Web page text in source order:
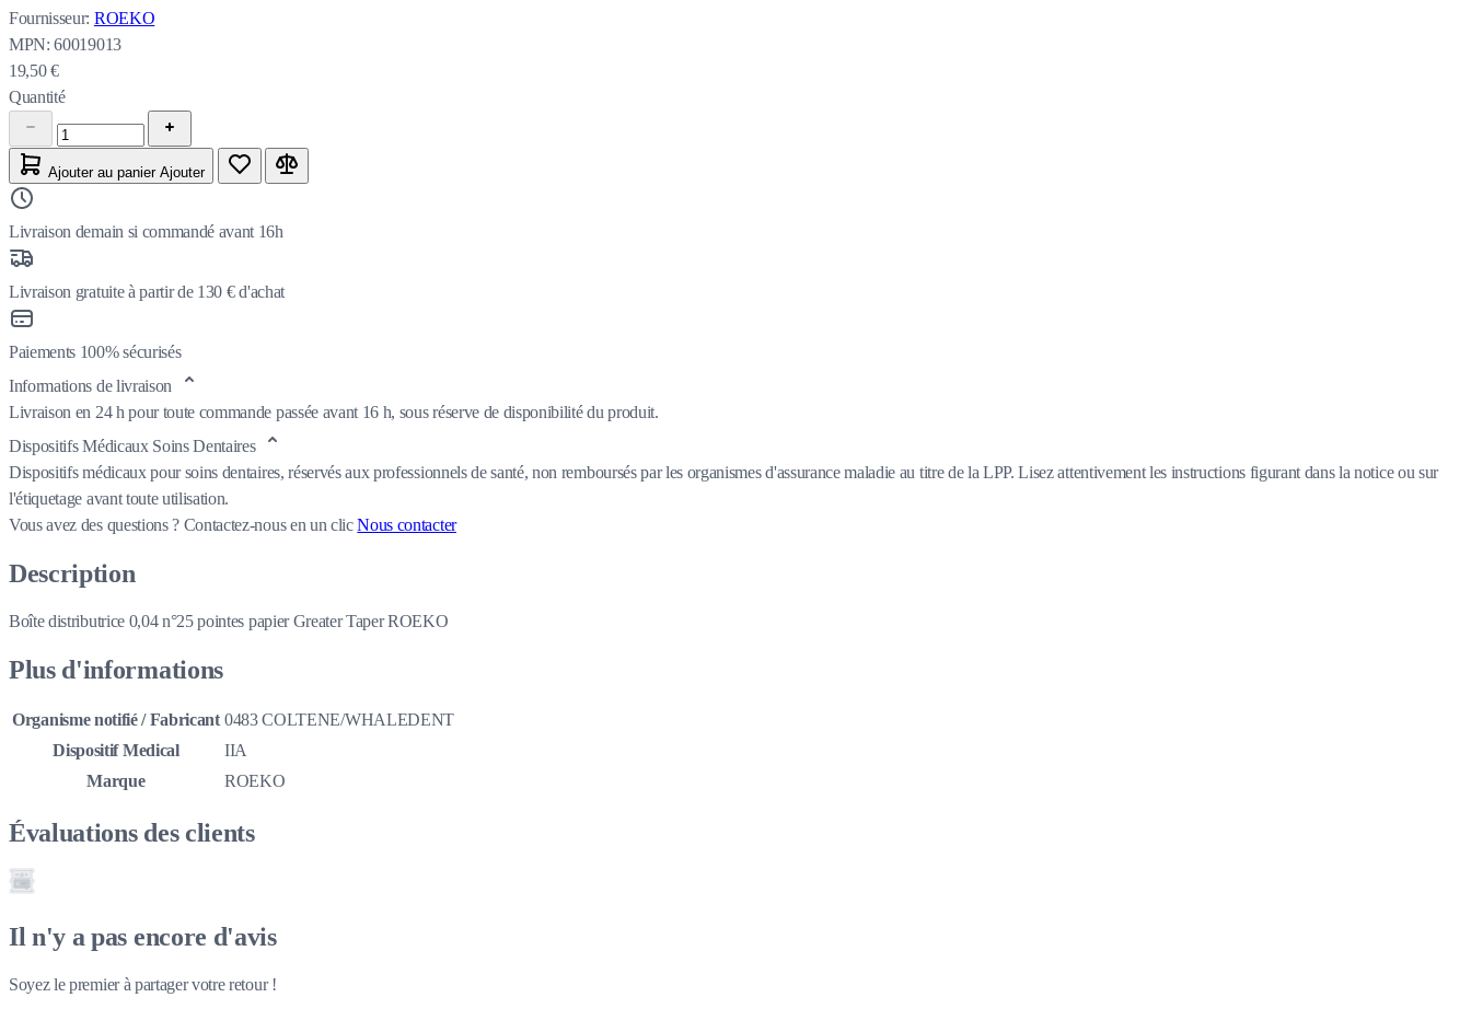
Fournisseur: ROEKO
MPN: 60019013
19,50 €
Quantité
Ajouter au panier Ajouter
Livraison demain si commandé avant 16h
Livraison gratuite à partir de 130 € d'achat
Paiements 100% sécurisés
Informations de livraison
Livraison en 24 h pour toute commande passée avant 16 h, sous réserve de disponibilité du produit.
Dispositifs Médicaux Soins Dentaires
Dispositifs médicaux pour soins dentaires, réservés aux professionnels de santé, non remboursés par les organismes d'assurance maladie au titre de la LPP. Lisez attentivement les instructions figurant dans la notice ou sur
l'étiquetage avant toute utilisation.
Vous avez des questions ? Contactez-nous en un clicNous contacter
Description
Boîte distributrice 0,04 n°25 pointes papier Greater Taper ROEKO
Plus d'informations
Organisme notifié / Fabricant 0483 COLTENE/WHALEDENT
Dispositif Medical
IIA
Marque
ROEKO
Évaluations des clients
Il n'y a pas encore d'avis
Soyez le premier à partager votre retour !